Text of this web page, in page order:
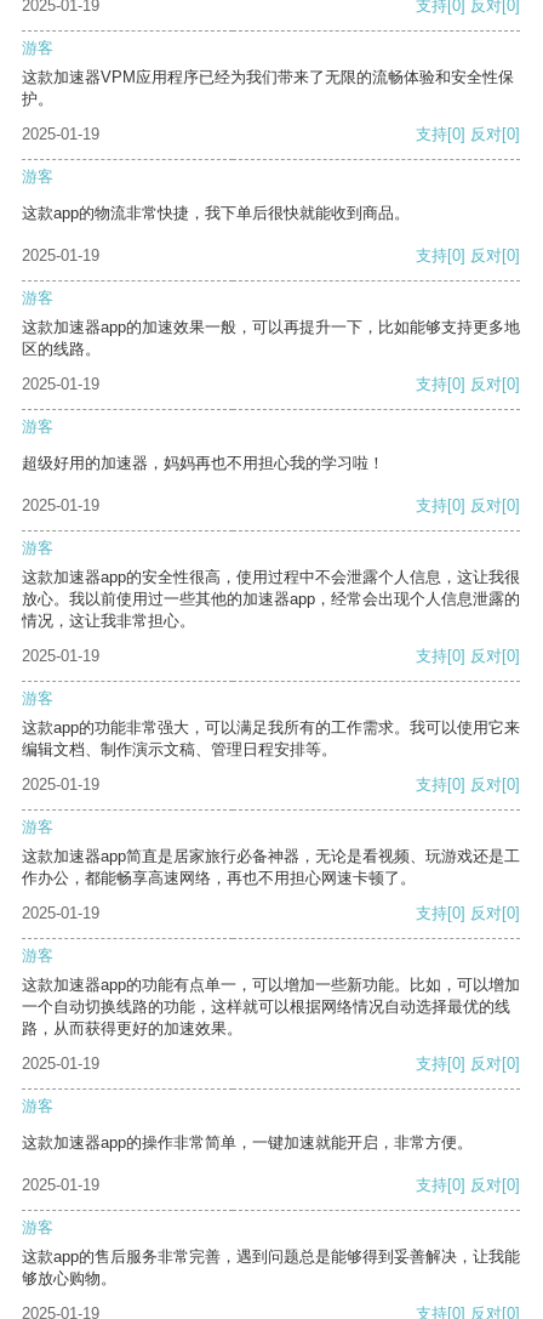
2025-01-19 支持[0] 反对[0]
游客
这款加速器VPM应用程序已经为我们带来了无限的流畅体验和安全性保
护。
2025-01-19
支持[0] 反对[0]
游客
这款app的物流非常快捷，我下单后很快就能收到商品。
2025-01-19 支持[0] 反对[0]
游客
这款加速器app的加速效果一般，可以再提升一下，比如能够支持更多地
区的线路。
2025-01-19
支持[0] 反对[0]
游客
超级好用的加速器，妈妈再也不用担心我的学习啦！
2025-01-19 支持[0] 反对[0]
游客
这款加速器app的安全性很高，使用过程中不会泄露个人信息，这让我很
放心。我以前使用过一些其他的加速器app，经常会出现个人信息泄露的
情况，这让我非常担心。
2025-01-19
支持[0] 反对[0]
游客
这款app的功能非常强大，可以满足我所有的工作需求。我可以使用它来
编辑文档、制作演示文稿、管理日程安排等。
2025-01-19
支持[0] 反对[0]
游客
这款加速器app简直是居家旅行必备神器，无论是看视频、玩游戏还是工
作办公，都能畅享高速网络，再也不用担心网速卡顿了。
2025-01-19
支持[0] 反对[0]
游客
这款加速器app的功能有点单一，可以增加一些新功能。比如，可以增加
一个自动切换线路的功能，这样就可以根据网络情况自动选择最优的线
路，从而获得更好的加速效果。
2025-01-19
支持[0] 反对[0]
游客
这款加速器app的操作非常简单，一键加速就能开启，非常方便。
2025-01-19 支持[0] 反对[0]
游客
这款app的售后服务非常完善，遇到问题总是能够得到妥善解决，让我能
够放心购物。
2025-01-19
支持[0] 反对[0]